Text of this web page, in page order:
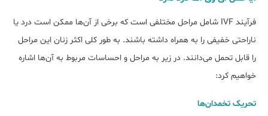
فرآیند IVF شامل مراحل مختلفی است که برخی از آن‌ها ممکن است درد یا
ناراحتی خفیفی را به همراه داشته باشند. به طور کلی اکثر زنان این مراحل
را قابل تحمل می‌دانند. در زیر به مراحل و احساسات مربوط به آن‌ها اشاره
خواهیم کرد:
تحریک تخمدان‌ها